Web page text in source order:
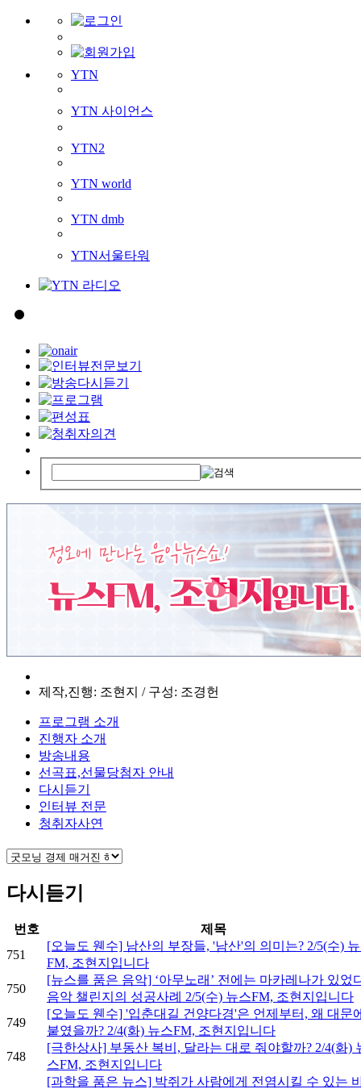
YTN
YTN 사이언스
YTN2
YTN world
YTN dmb
YTN서울타워
제작,진행: 조현지 / 구성: 조경헌
프로그램 소개
진행자 소개
방송내용
선곡표,선물당첨자 안내
다시듣기
인터뷰 전문
청취자사연
다시듣기
번호
제목
751
[오늘도 웬수] 남산의 부장들, '남산'의 의미는? 2/5(수)
FM, 조현지입니다
750
[뉴스를 품은 음악] ‘아무노래’ 전에는 마카레나가 있었
음악 챌린지의 성공사례 2/5(수) 뉴스FM, 조현지입니다
749
[오늘도 웬수] '입춘대길 건양다경'은 언제부터, 왜 대문
붙였을까? 2/4(화) 뉴스FM, 조현지입니다
748
[극한상사] 부동산 복비, 달라는 대로 줘야할까? 2/4(화)
스FM, 조현지입니다
[과학을 품은 뉴스] 박쥐가 사람에게 전염시킬 수 있는